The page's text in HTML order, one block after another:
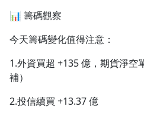
📊 籌碼觀察
今天籌碼變化值得注意：
1.外資買超 +135 億，期貨淨空
補）
2.投信續買 +13.37 億